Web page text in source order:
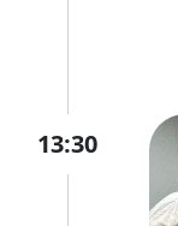
13:30